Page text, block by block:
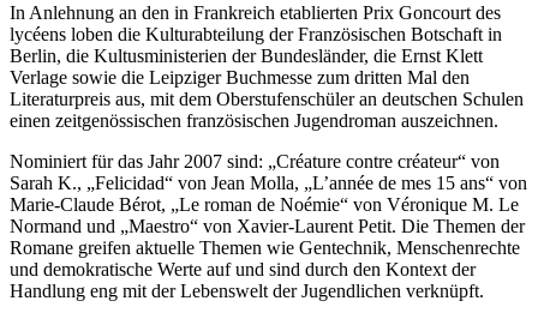
In Anlehnung an den in Frankreich etablierten Prix Goncourt des
lycéens loben die Kulturabteilung der Französischen Botschaft in
Berlin, die Kultusministerien der Bundesländer, die Ernst Klett
Verlage sowie die Leipziger Buchmesse zum dritten Mal den
Literaturpreis aus, mit dem Oberstufenschüler an deutschen Schulen
einen zeitgenössischen französischen Jugendroman auszeichnen.
Nominiert für das Jahr 2007 sind: „Créature contre créateur“ von
Sarah K., „Felicidad“ von Jean Molla, „L’année de mes 15 ans“ von
Marie-Claude Bérot, „Le roman de Noémie“ von Véronique M. Le
Normand und „Maestro“ von Xavier-Laurent Petit. Die Themen der
Romane greifen aktuelle Themen wie Gentechnik, Menschenrechte
und demokratische Werte auf und sind durch den Kontext der
Handlung eng mit der Lebenswelt der Jugendlichen verknüpft.